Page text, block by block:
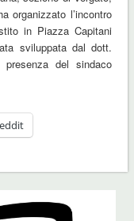
organizzato l’incontro
in Piazza Capitani
sviluppata dal dott.
del sindaco